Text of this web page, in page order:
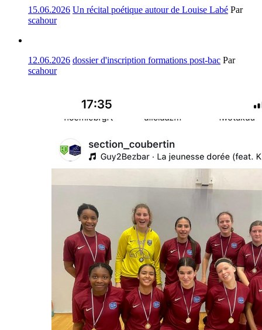
15.06.2026 Un récital poétique autour de Louise Labé Par
scahour
12.06.2026 dossier d'inscription formations post-bac Par
scahour